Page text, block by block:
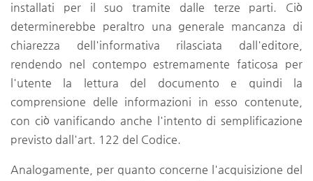
installati per il suo tramite dalle terze parti. Ciò
determinerebbe peraltro una generale mancanza di
chiarezza dell'informativa rilasciata dall'editore,
rendendo nel contempo estremamente faticosa per
l'utente la lettura del documento e quindi la
comprensione delle informazioni in esso contenute,
con ciò vanificando anche l'intento di semplificazione
previsto dall'art. 122 del Codice.
Analogamente, per quanto concerne l'acquisizione del